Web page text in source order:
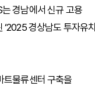
경남에서 신규 고용
경상남도 투자유치
트물류센터 구축을